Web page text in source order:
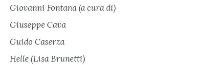
Giovanni Fontana (a cura di)
Giuseppe Cava
Guido Caserza
Helle (Lisa Brunetti)